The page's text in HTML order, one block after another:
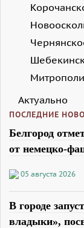
Актуально
ПОСЛЕДНИЕ
Белгород
от немецко-
05 августа 2026
В городе
владыки»,